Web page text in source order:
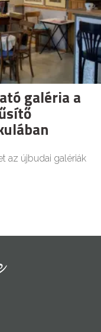
galéria a
az újbudai galériák